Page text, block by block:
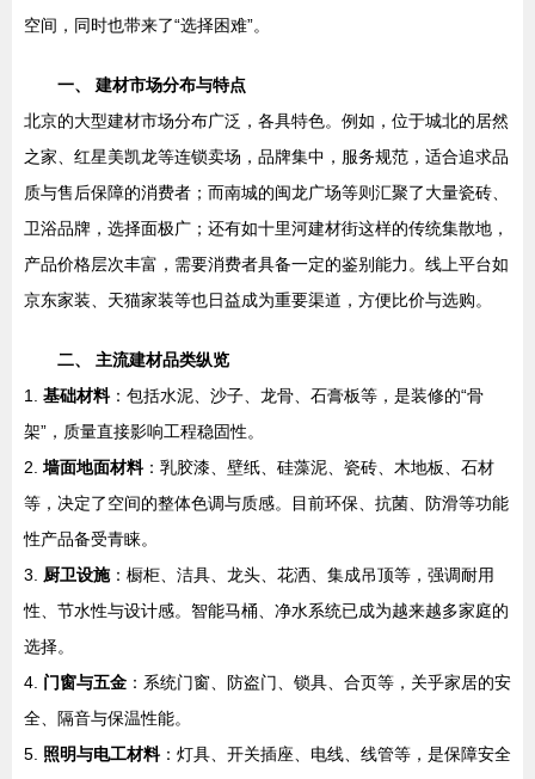
空间，同时也带来了“选择困难”。
一、 建材市场分布与特点
北京的大型建材市场分布广泛，各具特色。例如，位于城北的居然
之家、红星美凯龙等连锁卖场，品牌集中，服务规范，适合追求品
质与售后保障的消费者；而南城的闽龙广场等则汇聚了大量瓷砖、
卫浴品牌，选择面极广；还有如十里河建材街这样的传统集散地，
产品价格层次丰富，需要消费者具备一定的鉴别能力。线上平台如
京东家装、天猫家装等也日益成为重要渠道，方便比价与选购。
二、 主流建材品类纵览
1. 基础材料：包括水泥、沙子、龙骨、石膏板等，是装修的“骨
架”，质量直接影响工程稳固性。
2. 墙面地面材料：乳胶漆、壁纸、硅藻泥、瓷砖、木地板、石材
等，决定了空间的整体色调与质感。目前环保、抗菌、防滑等功能
性产品备受青睐。
3. 厨卫设施：橱柜、洁具、龙头、花洒、集成吊顶等，强调耐用
性、节水性与设计感。智能马桶、净水系统已成为越来越多家庭的
选择。
4. 门窗与五金 ：系统门窗、防盗门、锁具、合页等，关乎家居的安
全、隔音与保温性能。
5. 照明与电工材料：灯具、开关插座、电线、线管等，是保障安全